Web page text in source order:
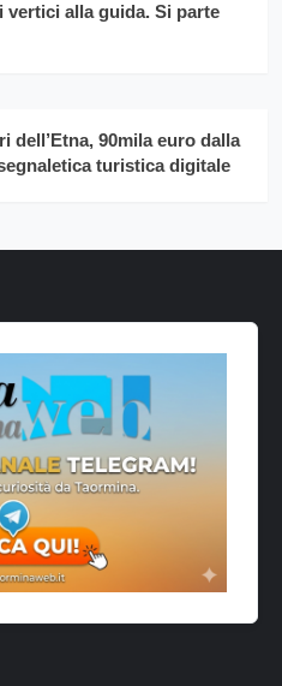
alla guida. Si parte
dell’Etna, 90mila euro dalla
turistica digitale